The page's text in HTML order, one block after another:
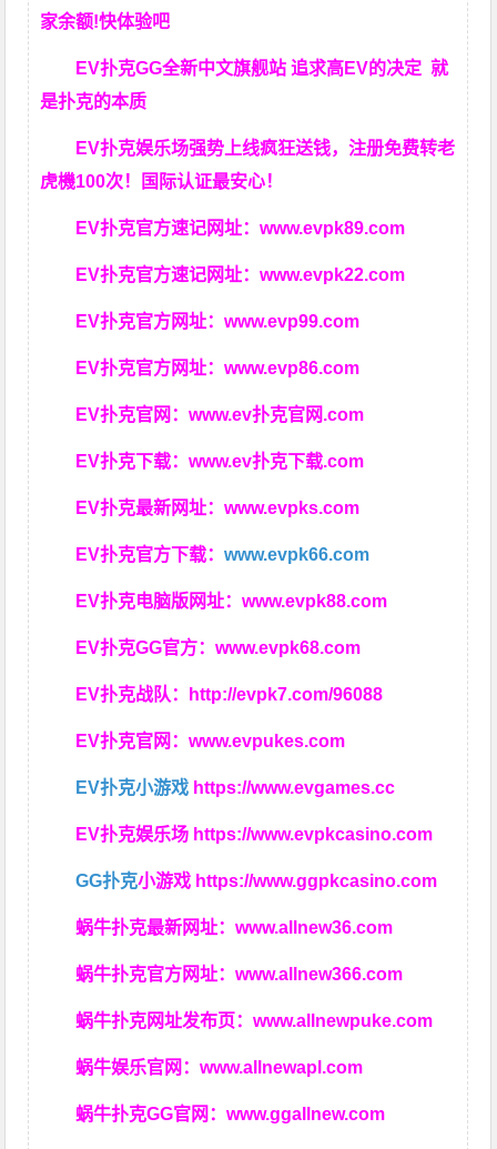
家余额!快体验吧
EV扑克GG全新中文旗舰站 追求高EV的决定就
是扑克的本质
EV扑克娱乐场强势上线疯狂送钱，注册免费转老
虎機100次！国际认证最安心！
EV扑克官方速记网址：www.evpk89.com
EV扑克官方速记网址：www.evpk22.com
EV扑克官方网址：www.evp99.com
EV扑克官方网址：www.evp86.com
EV扑克官网：www.ev扑克官网.com
EV扑克下载：www.ev扑克下载.com
EV扑克最新网址：www.evpks.com
EV扑克官方下载：www.evpk66.com
EV扑克电脑版网址：www.evpk88.com
EV扑克GG官方：www.evpk68.com
EV扑克战队： http://evpk7.com/96088
EV扑克官网：www.evpukes.com
EV扑克小游戏 https://www.evgames.cc
EV扑克娱乐场 https://www.evpkcasino.com
GG扑克小游戏 https://www.ggpkcasino.com
蜗牛扑克最新网址：www.allnew36.com
蜗牛扑克官方网址：www.allnew366.com
蜗牛扑克网址发布页：www.allnewpuke.com
蜗牛娱乐官网：www.allnewapl.com
蜗牛扑克GG官网：www.ggallnew.com